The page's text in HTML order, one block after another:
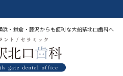
・鎌倉・藤沢からも便利な大船駅北口歯科へ